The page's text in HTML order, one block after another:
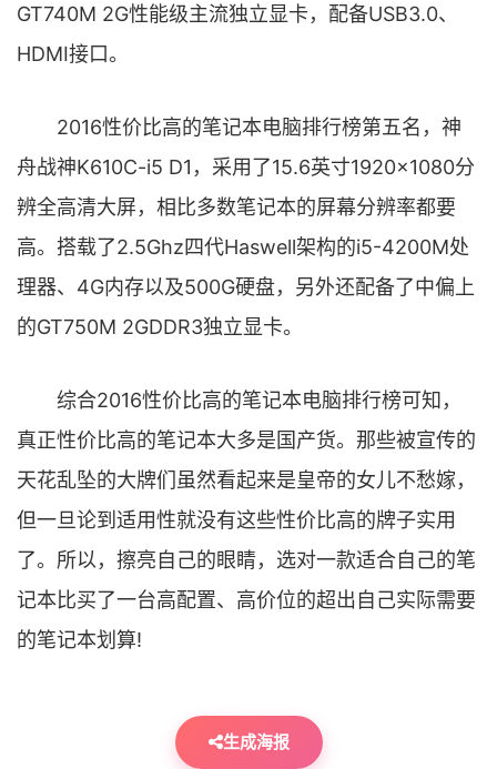
GT740M 2G性能级主流独立显卡，配备USB3.0、
HDMI接口。
2016性价比高的笔记本电脑排行榜第五名，神
舟战神K610C-i5 D1，采用了15.6英寸1920×1080分
辨全高清大屏，相比多数笔记本的屏幕分辨率都要
高。搭载了2.5Ghz四代Haswell架构的i5-4200M处
理器、4G内存以及500G硬盘，另外还配备了中偏上
的GT750M 2GDDR3独立显卡。
综合2016性价比高的笔记本电脑排行榜可知，
真正性价比高的笔记本大多是国产货。那些被宣传的
天花乱坠的大牌们虽然看起来是皇帝的女儿不愁嫁，
但一旦论到适用性就没有这些性价比高的牌子实用
了。所以，擦亮自己的眼睛，选对一款适合自己的笔
记本比买了一台高配置、高价位的超出自己实际需要
的笔记本划算!
生成海报